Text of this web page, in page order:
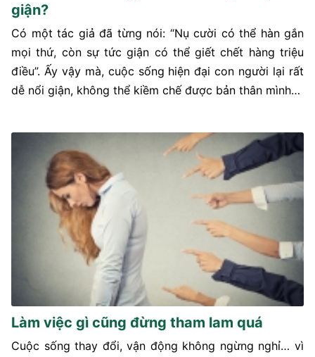
giận?
Có một tác giả đã từng nói: “Nụ cười có thể hàn gắn
mọi thứ, còn sự tức giận có thể giết chết hàng triệu
điều”. Ấy vậy mà, cuộc sống hiện đại con người lại rất
dễ nổi giận, không thể kiềm chế được bản thân mình…
Làm việc gì cũng đừng tham lam quá
Cuộc sống thay đổi, vận động không ngừng nghỉ… vì